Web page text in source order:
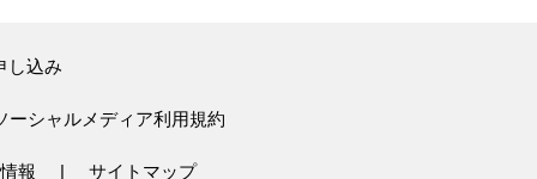
し込み
ーシャルメディア利用規約
報 サイトマップ